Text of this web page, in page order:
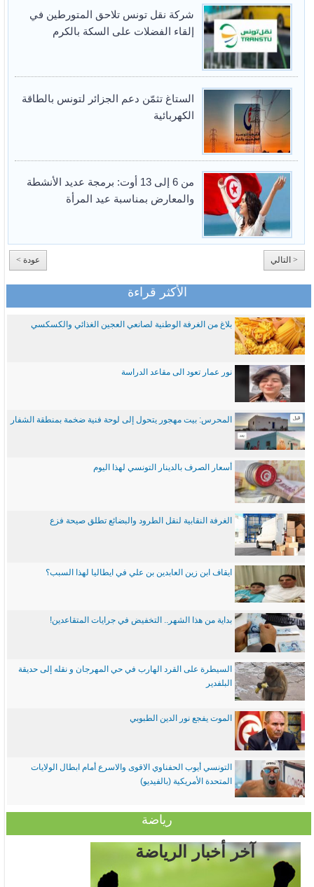
شركة نقل تونس تلاحق المتورطين في
إلقاء الفضلات على السكة بالكرم
الستاغ تثمّن دعم الجزائر لتونس بالطاقة
الكهربائية
من 6 إلى 13 أوت: برمجة عديد الأنشطة
والمعارض بمناسبة عيد المرأة
عودة > < التالي
الأكثر قراءة
بلاغ من الغرفة الوطنية لصانعي العجين الغذائي والكسكسي
نور عمار تعود الى مقاعد الدراسة
المحرس: بيت مهجور يتحول إلى لوحة فنية ضخمة بمنطقة الشفار
أسعار الصرف بالدينار التونسي لهذا اليوم
الغرفة النقابية لنقل الطرود والبضائع تطلق صيحة فزع
ايقاف ابن زين العابدين بن علي في ايطاليا لهذا السبب؟
بداية من هذا الشهر.. التخفيض في جرايات المتقاعدين!
السيطرة على القرد الهارب في حي المهرجان و نقله إلى حديقة
البلفدير
الموت يفجع نور الدين الطبوبي
التونسي أيوب الحفناوي الاقوى والاسرع أمام ابطال الولايات
المتحدة الأمريكية (بالفيديو)
رياضة
آخر أخبار الرياضة